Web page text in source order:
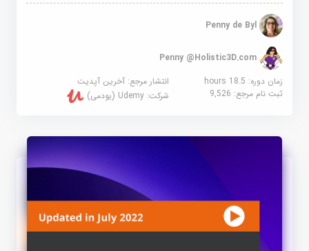
Penny de Byl
Penny @Holistic3D.com
زمان دوره: 18.5 hours
انتشار مرجع:آخرین آپدیت
ثبت نام مرجع:9,526 شرکت:Udemy (یودمی)